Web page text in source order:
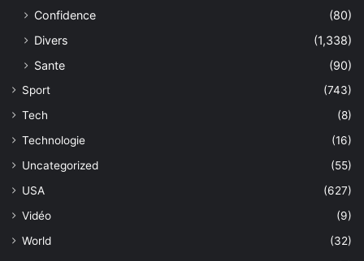
Confidence
(80)
Divers
(1,338)
Sante
(90)
Sport
(743)
Tech
(8)
Technologie
(16)
Uncategorized
(55)
USA
(627)
Vidéo
(9)
World
(32)